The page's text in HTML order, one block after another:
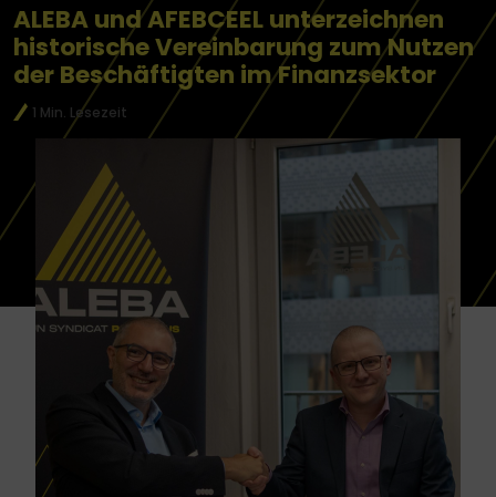
ALEBA und AFEBCEEL unterzeichnen
historische Vereinbarung zum Nutzen
der Beschäftigten im Finanzsektor
1 Min. Lesezeit